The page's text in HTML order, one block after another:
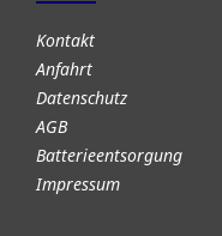
Kontakt
Anfahrt
Datenschutz
AGB
Batterieentsorgung
Impressum